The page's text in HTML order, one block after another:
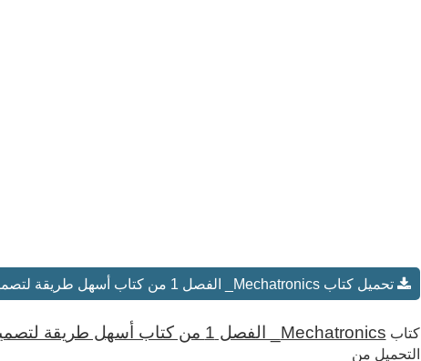
تحميل كتاب Mechatronics_ الفصل 1 من كتاب أسهل طريقة لتصميم أنظمة الميكاترونكس
كتاب Mechatronics_ الفصل 1 من كتاب أسهل طريقة لتصميم أنظمة الميكاترونكس
التحميل من